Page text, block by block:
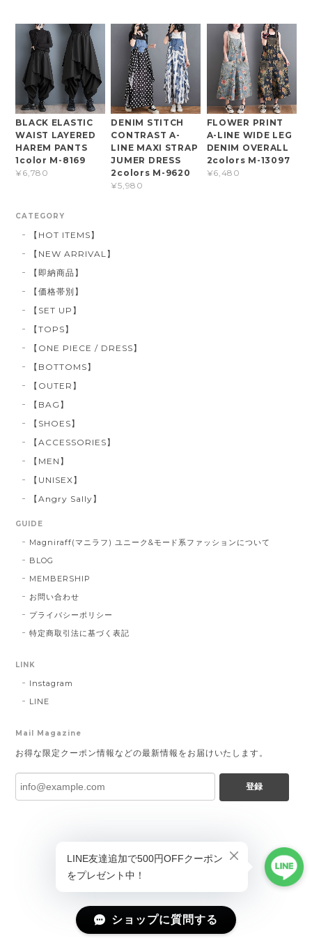
BLACK ELASTIC
WAIST LAYERED
HAREM PANTS
1color M-8169
¥6,780
DENIM STITCH
CONTRAST A-
LINE MAXI STRAP
JUMER DRESS
2colors M-9620
¥5,980
FLOWER PRINT
A-LINE WIDE LEG
DENIM OVERALL
2colors M-13097
¥6,480
CATEGORY
【HOT ITEMS】
【NEW ARRIVAL】
【即納商品】
【価格帯別】
【SET UP】
【TOPS】
【ONE PIECE / DRESS】
【BOTTOMS】
【OUTER】
【BAG】
【SHOES】
【ACCESSORIES】
【MEN】
【UNISEX】
【Angry Sally】
GUIDE
Magniraff(マニラフ) ユニーク&モード系ファッションについて
BLOG
MEMBERSHIP
お問い合わせ
プライバシーポリシー
特定商取引法に基づく表記
LINK
Instagram
LINE
Mail Magazine
お得な限定クーポン情報などの最新情報をお届けいたします。
登録
ショップに質問する